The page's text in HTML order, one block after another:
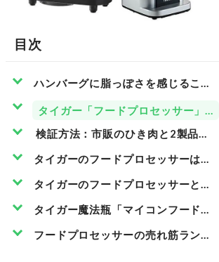
目次
ハンバーグに脂っぽさを感じること
タイガー「フードプロセッサー」
検証方法：市販のひき肉と2製品で
タイガーのフードプロセッサーは他
タイガーのフードプロセッサーとサ
タイガー魔法瓶「マイコンフード
フードプロセッサーの売れ筋ランキ